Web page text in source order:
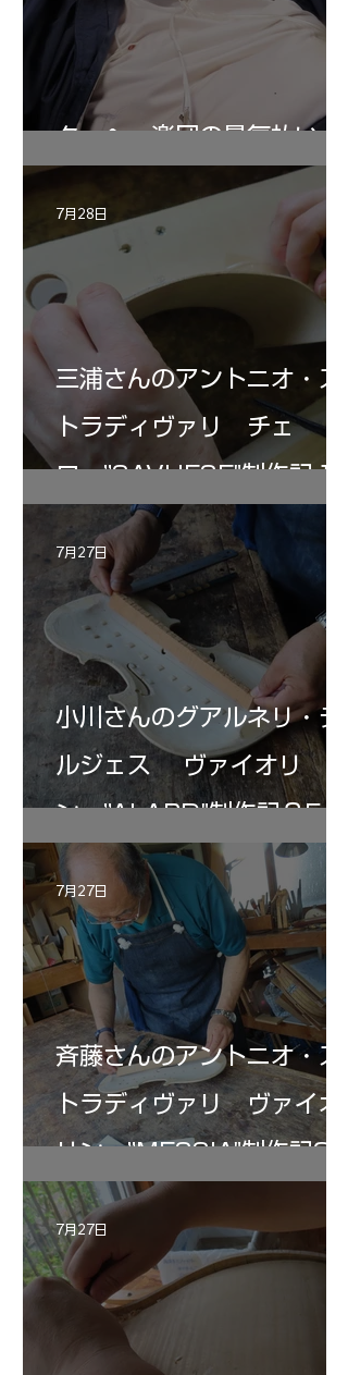
ターヘー楽団の暑気払い
三浦さんのアントニオ・ス
トラディヴァリ チェ
ロ ”SAVUESE"制作記１2
7月28日
小川さんのグアルネリ・デ
ルジェス ヴァイオリ
ン ”ALARD"制作記３5
7月27日
斉藤さんのアントニオ・ス
トラディヴァリ ヴァイオ
リン ”MESSIA"制作記33
7月27日
7月27日